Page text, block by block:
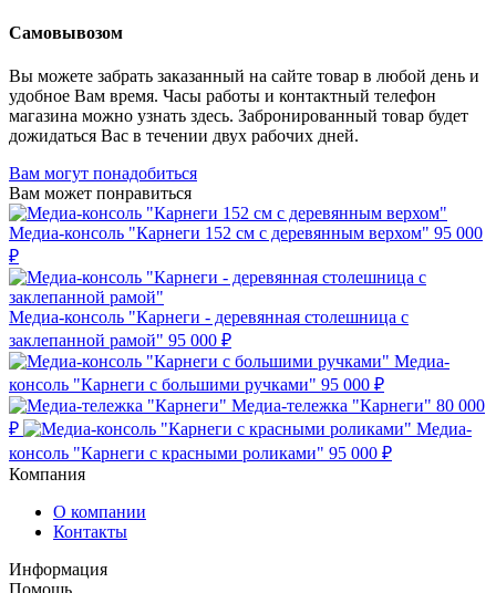
Самовывозом
Вы можете забрать заказанный на сайте товар в любой день и
удобное Вам время. Часы работы и контактный телефон
магазина можно узнать здесь. Забронированный товар будет
дожидаться Вас в течении двух рабочих дней.
Вам могут понадобиться
Вам может понравиться
Медиа-консоль "Карнеги 152 см с деревянным верхом" 95 000
₽
Медиа-консоль "Карнеги - деревянная столешница с
заклепанной рамой" 95 000 ₽
Медиа-
консоль "Карнеги с большими ручками" 95 000 ₽
Медиа-тележка "Карнеги" 80 000
₽
Медиа-
консоль "Карнеги с красными роликами" 95 000 ₽
Компания
О компании
Контакты
Информация